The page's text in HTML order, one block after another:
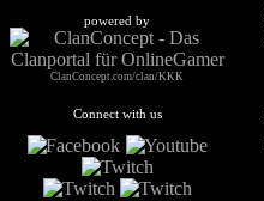
powered by
ClanConcept.com/clan/KKK
Connect with us